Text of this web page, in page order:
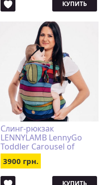
КУПИТЬ
Слинг-рюкзак
LENNYLAMB LennyGo
Toddler Carousel of
Colors
3900 грн.
КУПИТЬ